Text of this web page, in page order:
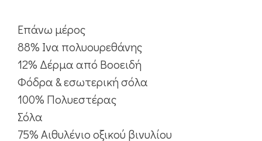
Επάνω μέρος
88% Ινα πολυουρεθάνης
12% Δέρμα από Βοοειδή
Φόδρα & εσωτερική σόλα
100% Πολυεστέρας
Σόλα
75% Αιθυλένιο οξικού βινυλίου